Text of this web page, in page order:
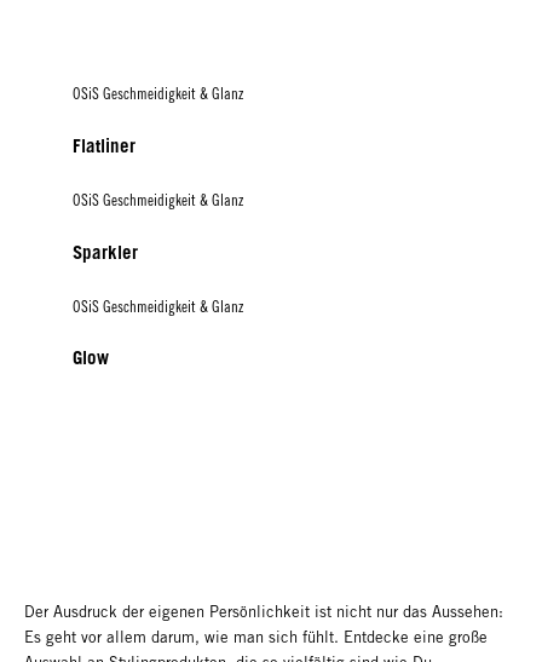
OSiS Geschmeidigkeit & Glanz
Flatliner
OSiS Geschmeidigkeit & Glanz
Sparkler
OSiS Geschmeidigkeit & Glanz
Glow
Der Ausdruck der eigenen Persönlichkeit ist nicht nur das Aussehen:
Es geht vor allem darum, wie man sich fühlt. Entdecke eine große